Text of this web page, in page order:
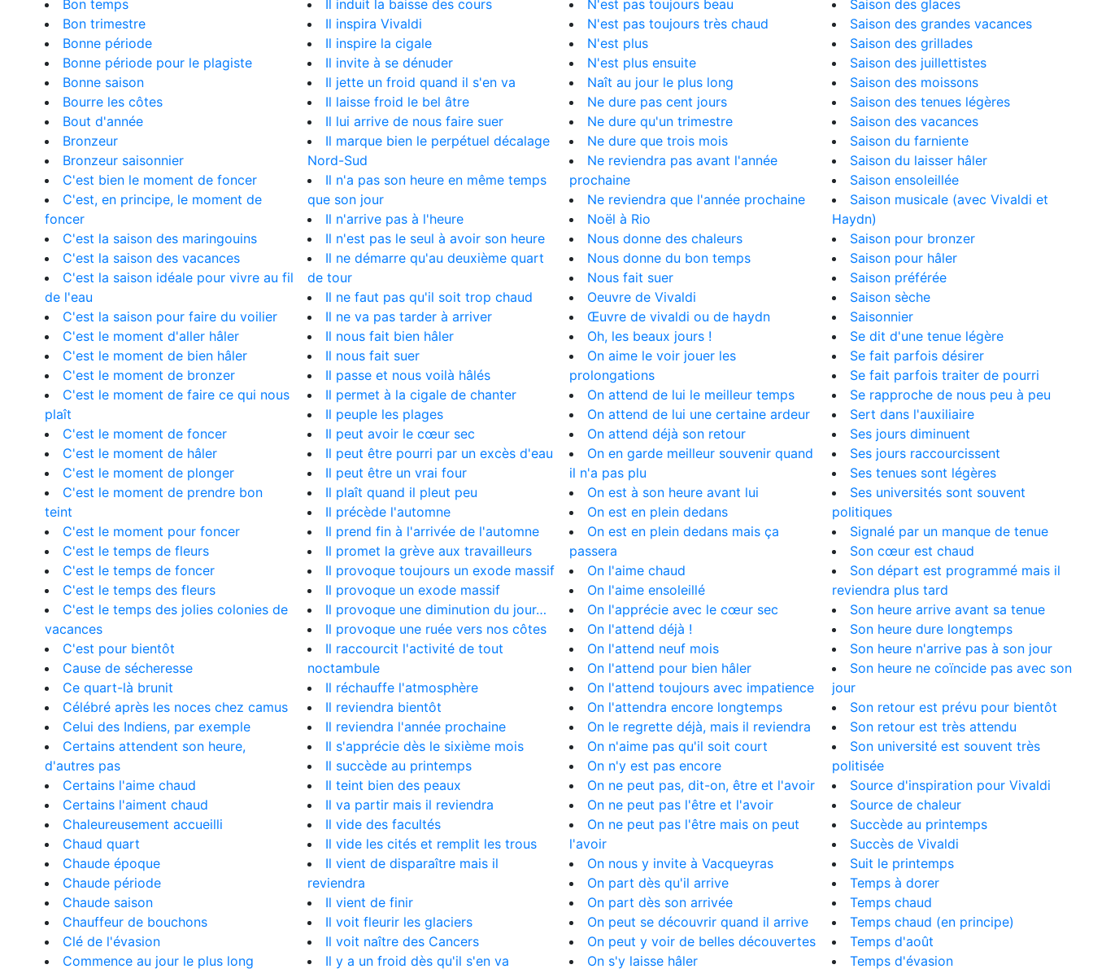
Bon temps
Bon trimestre
Bonne période
Bonne période pour le plagiste
Bonne saison
Bourre les côtes
Bout d'année
Bronzeur
Bronzeur saisonnier
C'est bien le moment de foncer
C'est, en principe, le moment de
foncer
C'est la saison des maringouins
C'est la saison des vacances
C'est la saison idéale pour vivre au fil
de l'eau
C'est la saison pour faire du voilier
C'est le moment d'aller hâler
C'est le moment de bien hâler
C'est le moment de bronzer
C'est le moment de faire ce qui nous
plaît
C'est le moment de foncer
C'est le moment de hâler
C'est le moment de plonger
C'est le moment de prendre bon
teint
C'est le moment pour foncer
C'est le temps de fleurs
C'est le temps de foncer
C'est le temps des fleurs
C'est le temps des jolies colonies de
vacances
C'est pour bientôt
Cause de sécheresse
Ce quart-là brunit
Célébré après les noces chez camus
Celui des Indiens, par exemple
Certains attendent son heure,
d'autres pas
Certains l'aime chaud
Certains l'aiment chaud
Chaleureusement accueilli
Chaud quart
Chaude époque
Chaude période
Chaude saison
Chauffeur de bouchons
Clé de l'évasion
Commence au jour le plus long
Il induit la baisse des cours
Il inspira Vivaldi
Il inspire la cigale
Il invite à se dénuder
Il jette un froid quand il s'en va
Il laisse froid le bel âtre
Il lui arrive de nous faire suer
Il marque bien le perpétuel décalage
Nord-Sud
Il n'a pas son heure en même temps
que son jour
Il n'arrive pas à l'heure
Il n'est pas le seul à avoir son heure
Il ne démarre qu'au deuxième quart
de tour
Il ne faut pas qu'il soit trop chaud
Il ne va pas tarder à arriver
Il nous fait bien hâler
Il nous fait suer
Il passe et nous voilà hâlés
Il permet à la cigale de chanter
Il peuple les plages
Il peut avoir le cœur sec
Il peut être pourri par un excès d'eau
Il peut être un vrai four
Il plaît quand il pleut peu
Il précède l'automne
Il prend fin à l'arrivée de l'automne
Il promet la grève aux travailleurs
Il provoque toujours un exode massif
Il provoque un exode massif
Il provoque une diminution du jour…
Il provoque une ruée vers nos côtes
Il raccourcit l'activité de tout
noctambule
Il réchauffe l'atmosphère
Il reviendra bientôt
Il reviendra l'année prochaine
Il s'apprécie dès le sixième mois
Il succède au printemps
Il teint bien des peaux
Il va partir mais il reviendra
Il vide des facultés
Il vide les cités et remplit les trous
Il vient de disparaître mais il
reviendra
Il vient de finir
Il voit fleurir les glaciers
Il voit naître des Cancers
Il y a un froid dès qu'il s'en va
N'est pas toujours beau
N'est pas toujours très chaud
N'est plus
N'est plus ensuite
Naît au jour le plus long
Ne dure pas cent jours
Ne dure qu'un trimestre
Ne dure que trois mois
Ne reviendra pas avant l'année
prochaine
Ne reviendra que l'année prochaine
Noël à Rio
Nous donne des chaleurs
Nous donne du bon temps
Nous fait suer
Oeuvre de Vivaldi
Œuvre de vivaldi ou de haydn
Oh, les beaux jours !
On aime le voir jouer les
prolongations
On attend de lui le meilleur temps
On attend de lui une certaine ardeur
On attend déjà son retour
On en garde meilleur souvenir quand
il n'a pas plu
On est à son heure avant lui
On est en plein dedans
On est en plein dedans mais ça
passera
On l'aime chaud
On l'aime ensoleillé
On l'apprécie avec le cœur sec
On l'attend déjà !
On l'attend neuf mois
On l'attend pour bien hâler
On l'attend toujours avec impatience
On l'attendra encore longtemps
On le regrette déjà, mais il reviendra
On n'aime pas qu'il soit court
On n'y est pas encore
On ne peut pas, dit-on, être et l'avoir
On ne peut pas l'être et l'avoir
On ne peut pas l'être mais on peut
l'avoir
On nous y invite à Vacqueyras
On part dès qu'il arrive
On part dès son arrivée
On peut se découvrir quand il arrive
On peut y voir de belles découvertes
On s'y laisse hâler
Saison des glaces
Saison des grandes vacances
Saison des grillades
Saison des juillettistes
Saison des moissons
Saison des tenues légères
Saison des vacances
Saison du farniente
Saison du laisser hâler
Saison ensoleillée
Saison musicale (avec Vivaldi et
Haydn)
Saison pour bronzer
Saison pour hâler
Saison préférée
Saison sèche
Saisonnier
Se dit d'une tenue légère
Se fait parfois désirer
Se fait parfois traiter de pourri
Se rapproche de nous peu à peu
Sert dans l'auxiliaire
Ses jours diminuent
Ses jours raccourcissent
Ses tenues sont légères
Ses universités sont souvent
politiques
Signalé par un manque de tenue
Son cœur est chaud
Son départ est programmé mais il
reviendra plus tard
Son heure arrive avant sa tenue
Son heure dure longtemps
Son heure n'arrive pas à son jour
Son heure ne coïncide pas avec son
jour
Son retour est prévu pour bientôt
Son retour est très attendu
Son université est souvent très
politisée
Source d'inspiration pour Vivaldi
Source de chaleur
Succède au printemps
Succès de Vivaldi
Suit le printemps
Temps à dorer
Temps chaud
Temps chaud (en principe)
Temps d'août
Temps d'évasion